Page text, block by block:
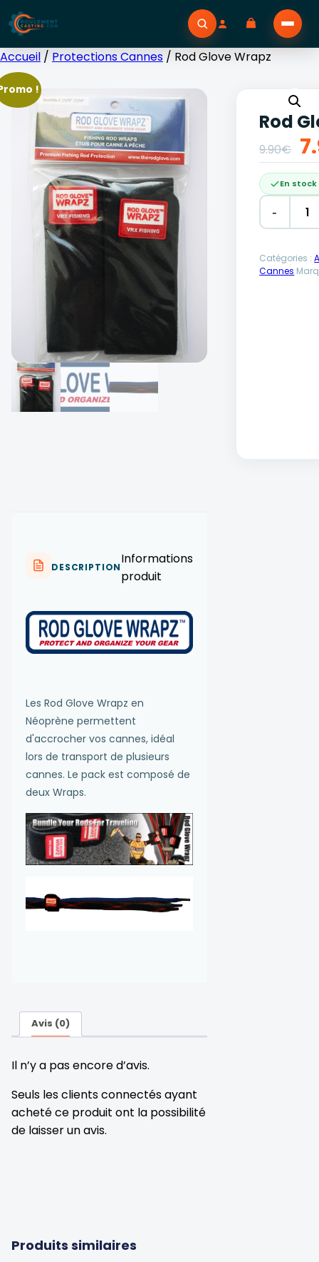
Accueil / Protections Cannes / Rod Glove Wrapz
!
Rod
9.90€
En stock
-
Catégories :
Cannes
DESCRIPTION
Informations
produit
Les Rod Glove Wrapz en
Néoprène permettent
d'accrocher vos cannes, idéal
lors de transport de plusieurs
cannes. Le pack est composé de
deux Wraps.
Avis (0)
Il n’y a pas encore d’avis.
Seuls les clients connectés ayant
acheté ce produit ont la possibilité
de laisser un avis.
Produits similaires